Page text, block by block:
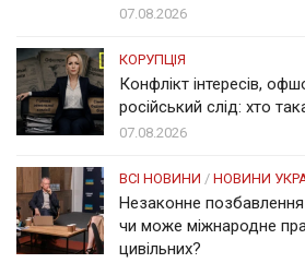
07.08.2026
КОРУПЦІЯ
Конфлікт інтересів,
російський слід: хто
07.08.2026
ВСІ НОВИНИ / НОВИНИ
Незаконне позбавлення
чи може міжнародне
цивільних?